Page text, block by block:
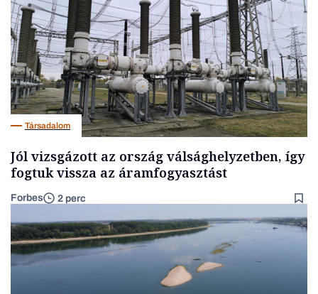
Társadalom
Jól vizsgázott az ország válsághelyzetben, így
fogtuk vissza az áramfogyasztást
Forbes 2 perc